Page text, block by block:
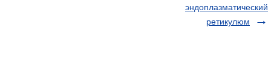
эндоплазматический
ретикулюм